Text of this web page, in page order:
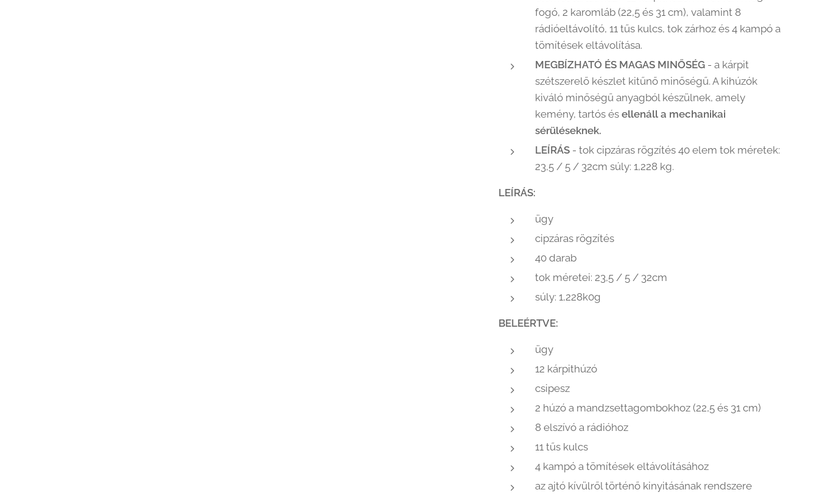
fogó, 2 karomláb (22,5 és 31 cm), valamint 8
rádióeltávolító, 11 tűs kulcs, tok zárhoz és 4 kampó a
tömítések eltávolítása.
MEGBÍZHATÓ ÉS MAGAS MINŐSÉG - a kárpit
szétszerelő készlet kitűnő minőségű. A kihúzók
kiváló minőségű anyagból készülnek, amely
kemény, tartós ésellenáll a mechanikai
sérüléseknek.
LEÍRÁS - tok cipzáras rögzítés 40 elem tok méretek:
23,5 / 5 / 32cm súly: 1,228 kg.
LEÍRÁS:
ügy
cipzáras rögzítés
40 darab
tok méretei: 23,5 / 5 / 32cm
súly: 1,228k0g
BELEÉRTVE:
ügy
12 kárpithúzó
csipesz
2 húzó a mandzsettagombokhoz (22,5 és 31 cm)
8 elszívó a rádióhoz
11 tűs kulcs
4 kampó a tömítések eltávolításához
az ajtó kívülről történő kinyitásának rendszere